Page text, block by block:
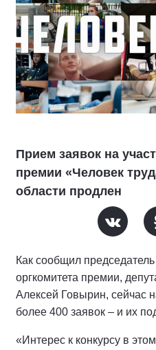
Прием заявок на
премии «Человек
области продлен
Как сообщил
оргкомитета премии,
Алексей Говырин, сейчас
более 400 заявок – и их
«Интерес к конкурсу в